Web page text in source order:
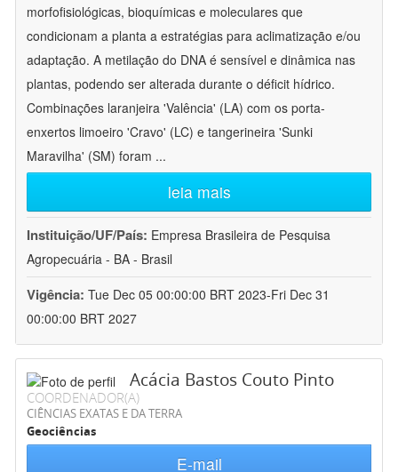
morfofisiológicas, bioquímicas e moleculares que
condicionam a planta a estratégias para aclimatização e/ou
adaptação. A metilação do DNA é sensível e dinâmica nas
plantas, podendo ser alterada durante o déficit hídrico.
Combinações laranjeira 'Valência' (LA) com os porta-
enxertos limoeiro 'Cravo' (LC) e tangerineira 'Sunki
Maravilha' (SM) foram ...
leia mais
Instituição/UF/País: Empresa Brasileira de Pesquisa
Agropecuária - BA - Brasil
Vigência: Tue Dec 05 00:00:00 BRT 2023-Fri Dec 31
00:00:00 BRT 2027
Acácia Bastos Couto Pinto
COORDENADOR(A)
CIÊNCIAS EXATAS E DA TERRA
Geociências
E-mail